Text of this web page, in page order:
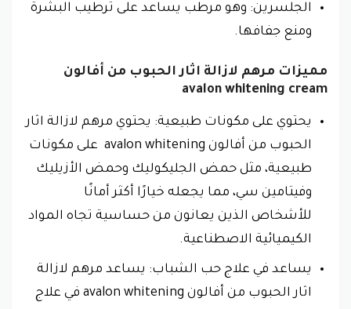
الجلسرين: وهو مرطب يساعد على ترطيب البشرة
ومنع جفافها.
مميزات مرهم لازالة اثار الحبوب من أفالون
avalon whitening cream
يحتوي على مكونات طبيعية: يحتوي مرهم لازالة اثار
الحبوب من أفالون avalon whitening
على مكونات
طبيعية، مثل حمض الجليكوليك وحمض الأزيليك
وفيتامين سي، مما يجعله خيارًا أكثر أمانًا
للأشخاص الذين يعانون من حساسية تجاه المواد
الكيميائية الاصطناعية.
يساعد في علاج حب الشباب: يساعد مرهم لازالة
اثار الحبوب من أفالون avalon whitening في علاج